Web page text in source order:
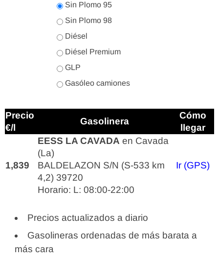
Sin Plomo 95
Sin Plomo 98
Diésel
Diésel Premium
GLP
Gasóleo camiones
Precio
€/l
Gasolinera
Cómo
llegar
1,839
EESS LA CAVADA en Cavada
(La)
BALDELAZON S/N (S-533 km
4,2) 39720
Horario: L: 08:00-22:00
Ir (GPS)
Precios actualizados a diario
Gasolineras ordenadas de más barata a
más cara